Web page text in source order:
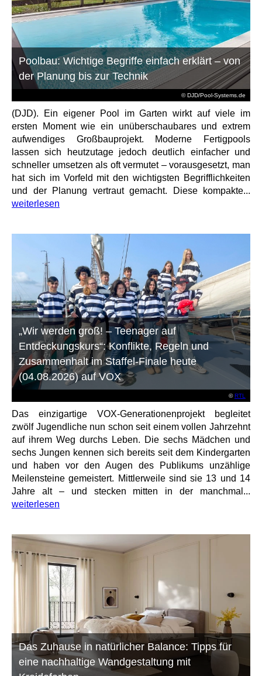
© DJD/Pool-Systems.de
Poolbau: Wichtige Begriffe einfach erklärt – von
der Planung bis zur Technik
(DJD). Ein eigener Pool im Garten wirkt auf viele im
ersten Moment wie ein unüberschaubares und extrem
aufwendiges Großbauprojekt. Moderne Fertigpools
lassen sich heutzutage jedoch deutlich einfacher und
schneller umsetzen als oft vermutet – vorausgesetzt, man
hat sich im Vorfeld mit den wichtigsten Begrifflichkeiten
und der Planung vertraut gemacht. Diese kompakte...
weiterlesen
©RTL
„Wir werden groß! – Teenager auf
Entdeckungskurs“: Konflikte, Regeln und
Zusammenhalt im Staffel-Finale heute
(04.08.2026) auf VOX
Das einzigartige VOX-Generationenprojekt begleitet
zwölf Jugendliche nun schon seit einem vollen Jahrzehnt
auf ihrem Weg durchs Leben. Die sechs Mädchen und
sechs Jungen kennen sich bereits seit dem Kindergarten
und haben vor den Augen des Publikums unzählige
Meilensteine gemeistert. Mittlerweile sind sie 13 und 14
Jahre alt – und stecken mitten in der manchmal...
weiterlesen
Das Zuhause in natürlicher Balance: Tipps für
eine nachhaltige Wandgestaltung mit